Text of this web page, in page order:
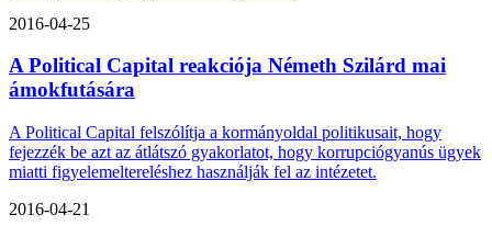
2016-04-25
A Political Capital reakciója Németh Szilárd mai
ámokfutására
A Political Capital felszólítja a kormányoldal politikusait, hogy
fejezzék be azt az átlátszó gyakorlatot, hogy korrupciógyanús ügyek
miatti figyelemeltereléshez használják fel az intézetet.
2016-04-21